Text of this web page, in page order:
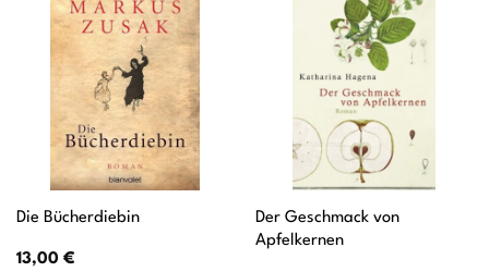
Die Bücherdiebin
13,00 €
Der Geschmack von
Apfelkernen